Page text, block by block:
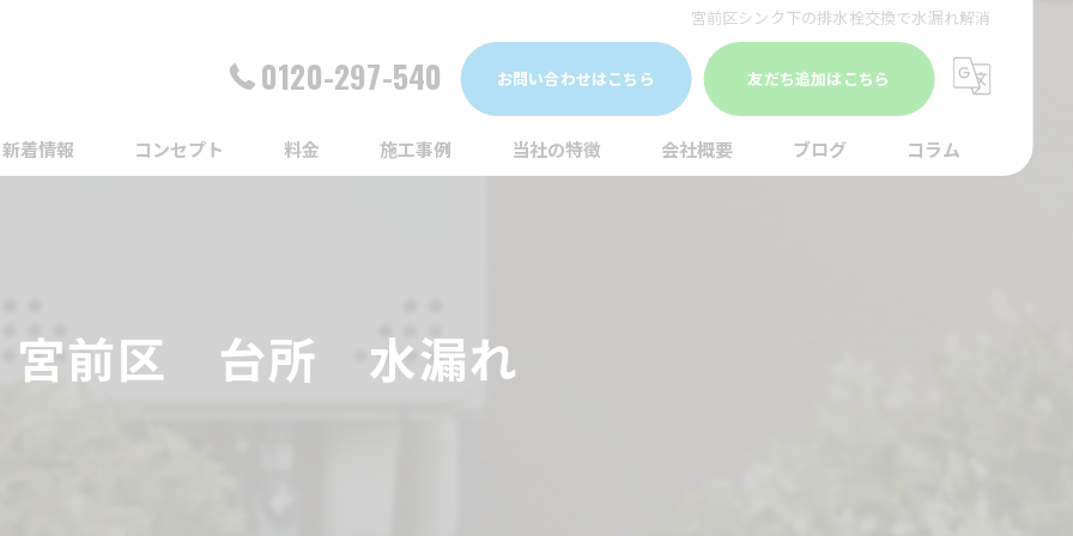
宮前区シンク下の排水栓交換で水漏れ解消
0120-297-540 お問い合わせはこちら 友だち追加はこちら
新着情報 コンセプト 料金 施工事例 当社の特徴 会社概要 ブログ コラム
宮前区 台所 水漏れ